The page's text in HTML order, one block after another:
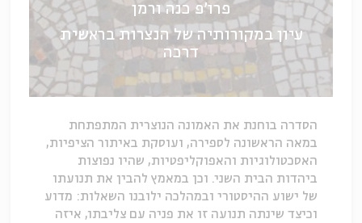
פרו'פ כנה ורמן
עיון במקורותיה של הנצרות בראשית
דרכה
הסדרה בוחנת את האמונה הנוצרית המתפתחת
במאה הראשונה לספירה, ועוסקת באיתור הציפיות,
האסכטולוגיות והאפוקליפטיות, שהיו נפוצות
ביהדות הבית השני. וכן במאמץ להבין את תנועתו
של ישוע ההיסטורי ובמהלכה ילובנו השאלות: מדוע
וכיצד שינתה תנועה זו את פניה עם צליבתו, איזה